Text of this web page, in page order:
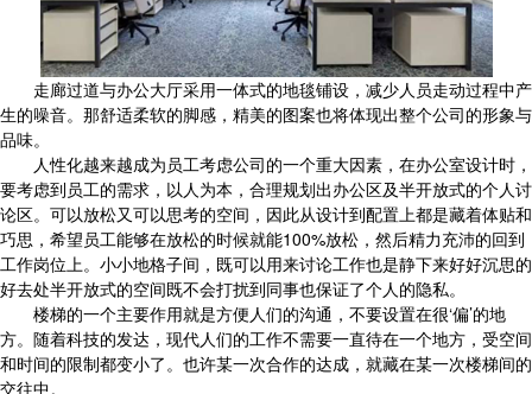
走廊过道与办公大厅采用一体式的地毯铺设，减少人员走动过程中产
生的噪音。那舒适柔软的脚感，精美的图案也将体现出整个公司的形象与
品味。
人性化越来越成为员工考虑公司的一个重大因素，在办公室设计时，
要考虑到员工的需求，以人为本，合理规划出办公区及半开放式的个人讨
论区。可以放松又可以思考的空间，因此从设计到配置上都是藏着体贴和
巧思，希望员工能够在放松的时候就能100%放松，然后精力充沛的回到
工作岗位上。小小地格子间，既可以用来讨论工作也是静下来好好沉思的
好去处半开放式的空间既不会打扰到同事也保证了个人的隐私。
楼梯的一个主要作用就是方便人们的沟通，不要设置在很‘偏’的地
方。随着科技的发达，现代人们的工作不需要一直待在一个地方，受空间
和时间的限制都变小了。也许某一次合作的达成，就藏在某一次楼梯间的
交往中。